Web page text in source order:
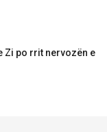
Zi po rrit nervozën e